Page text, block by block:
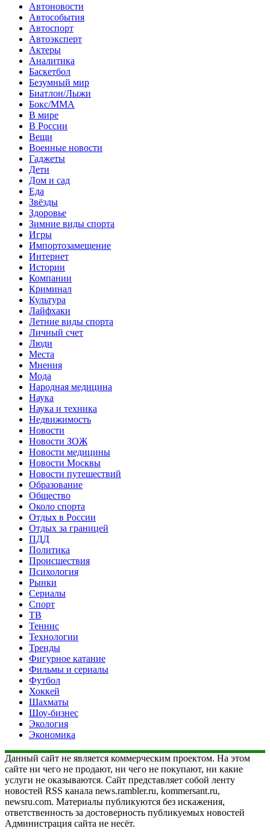
Автоновости
Автособытия
Автоспорт
Автоэксперт
Актеры
Аналитика
Баскетбол
Безумный мир
Биатлон/Лыжи
Бокс/MMA
В мире
В России
Вещи
Военные новости
Гаджеты
Дети
Дом и сад
Еда
Звёзды
Здоровье
Зимние виды спорта
Игры
Импортозамещение
Интернет
Истории
Компании
Криминал
Культура
Лайфхаки
Летние виды спорта
Личный счет
Люди
Места
Мнения
Мода
Народная медицина
Наука
Наука и техника
Недвижимость
Новости
Новости ЗОЖ
Новости медицины
Новости Москвы
Новости путешествий
Образование
Общество
Около спорта
Отдых в России
Отдых за границей
ПДД
Политика
Происшествия
Психология
Рынки
Сериалы
Спорт
ТВ
Теннис
Технологии
Тренды
Фигурное катание
Фильмы и сериалы
Футбол
Хоккей
Шахматы
Шоу-бизнес
Экология
Экономика
Данный сайт не является коммерческим проектом. На этом
сайте ни чего не продают, ни чего не покупают, ни какие
услуги не оказываются. Сайт представляет собой ленту
новостей RSS канала news.rambler.ru, kommersant.ru,
newsru.com. Материалы публикуются без искажения,
ответственность за достоверность публикуемых новостей
Администрация сайта не несёт.